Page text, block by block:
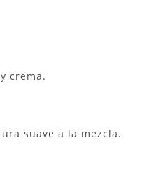
crema.
suave a la mezcla.